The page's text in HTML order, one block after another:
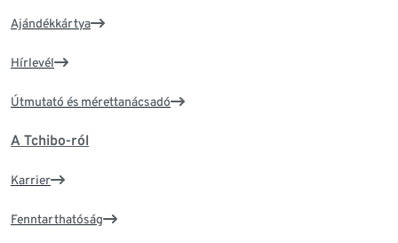
Ajándékkártya
Hírlevél
Útmutató és mérettanácsadó
A Tchibo-ról
Karrier
Fenntarthatóság